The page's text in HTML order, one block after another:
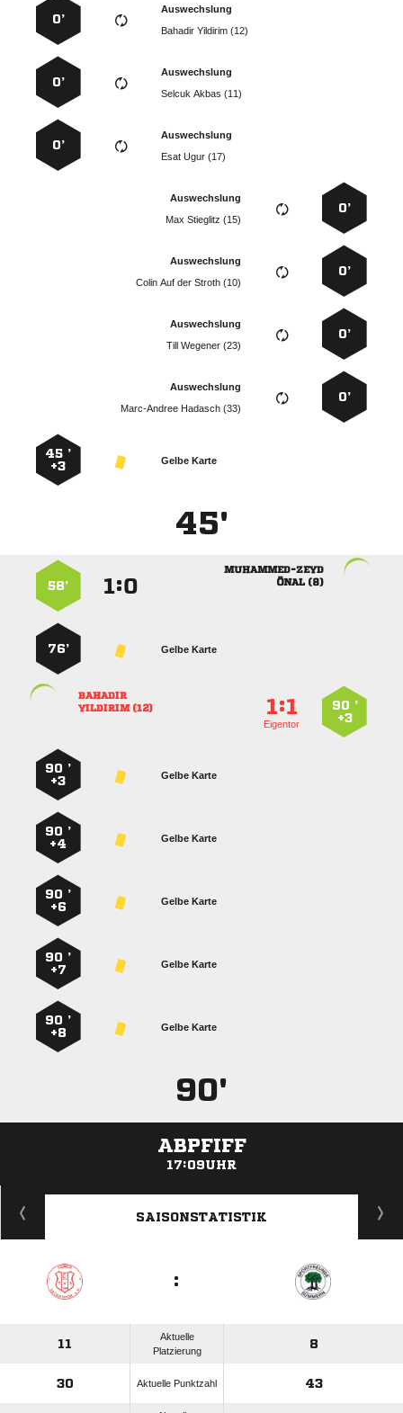
Auswechslung
  
0’
Auswechslung
  
0’
Auswechslung
  
0’
0’
Auswechslung
  
0’
Auswechslung
    
0’
Auswechslung
  
0’
Auswechslung
  
Gelbe Karte
45 ’
+3
45'

 
:
58’
Gelbe Karte
76’
90 ’
+3
:
Eigentor

 
Gelbe Karte
90 ’
+3
Gelbe Karte
90 ’
+4
Gelbe Karte
90 ’
+6
Gelbe Karte
90 ’
+7
Gelbe Karte
90 ’
+8
90'
ABPFIFF
17:09UHR
ANZEIGE
SAISONSTATISTIK
:
11
Aktuelle
Platzierung
8
30 Aktuelle Punktzahl 43